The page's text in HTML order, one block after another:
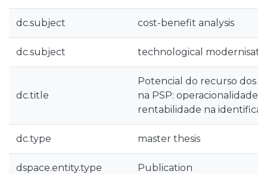
dc.subject cost-benefit analysis
dc.subject technological
dc.title
Potencial do recurso dos
na PSP: operacionalidade,
rentabilidade na
dc.type master thesis
dspace.entity.type Publication